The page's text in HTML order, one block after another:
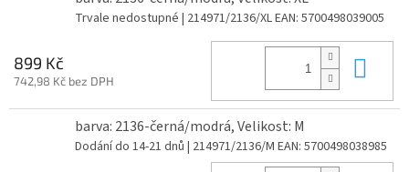
Trvale nedostupné | 214971/2136/XLEAN: 5700498039005
899 Kč
742,98 Kč bez DPH
barva: 2136-černá/modrá, Velikost: M
Dodání do 14-21 dnů | 214971/2136/M EAN: 5700498038985